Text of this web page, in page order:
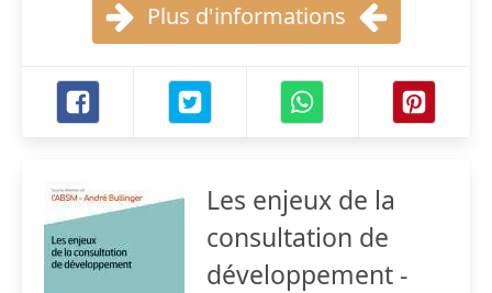
Plus d'informations
Les enjeux de la
consultation de
développement -